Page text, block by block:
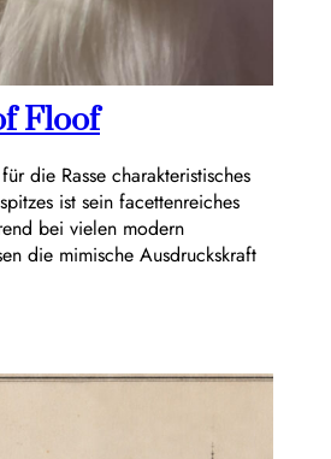
Floof
die Rasse charakteristisches
ist sein facettenreiches
bei vielen modern
die mimische Ausdruckskraft